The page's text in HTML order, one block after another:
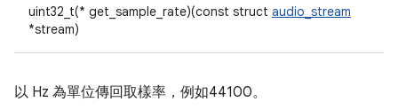
uint32_t(* get_sample_rate)(const struct audio_stream
*stream)
以 Hz 為單位傳回取樣率，例如44100。